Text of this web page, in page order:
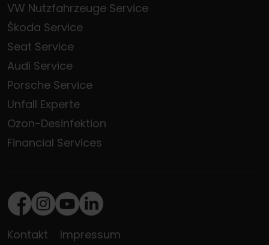
VW Nutzfahrzeuge Service
Škoda Service
Seat Service
Audi Service
Porsche Service
Unfall Experte
Ozon-Desinfektion
Financial Services
Facebook
Instagram
Youtube
LinkedIn
Kontakt
Impressum